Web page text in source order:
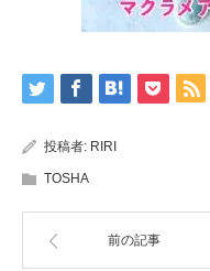
投稿者: RIRI
TOSHA
前の記事